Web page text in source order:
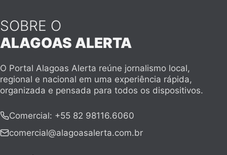
SOBRE O
ALAGOAS ALERTA
O Portal Alagoas Alerta reúne jornalismo local,
regional e nacional em uma experiência rápida,
organizada e pensada para todos os dispositivos.
Comercial: +55 82 98116.6060
comercial@alagoasalerta.com.br